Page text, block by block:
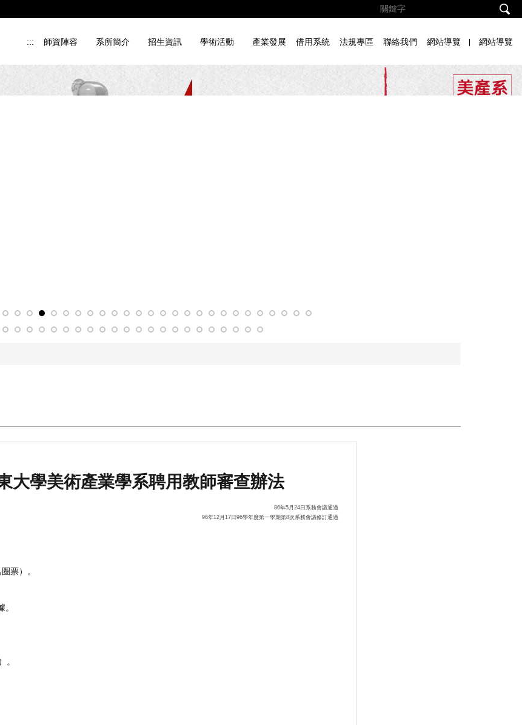
::: 師資陣容 系所簡介 招生資訊 學術活動 產業發展 借用系統 法規專區 聯絡我們 網站導覽 網站導覽
大學美術產業學系聘用教師審查辦法
86年5月24日系務會議通過
96年12月17日96學年度第一學期第8次系務會議修訂通過
票）。
。